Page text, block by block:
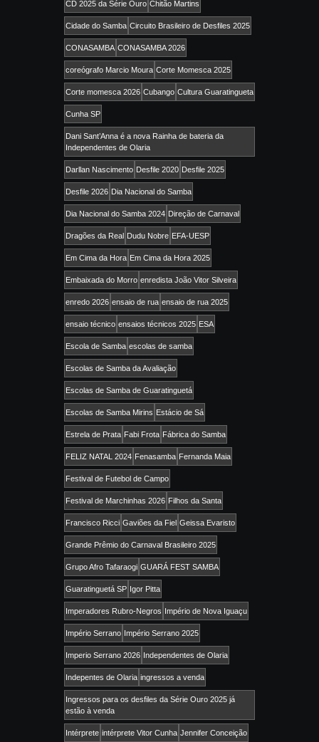
CD 2025 da Série Ouro Chitão Martins
Cidade do Samba Circuito Brasileiro de Desfiles 2025
CONASAMBA CONASAMBA 2026
coreógrafo Marcio Moura Corte Momesca 2025
Corte momesca 2026 Cubango Cultura Guaratingueta
Cunha SP
Dani Sant’Anna é a nova Rainha de bateria da
Independentes de Olaria
Darllan Nascimento Desfile 2020 Desfile 2025
Desfile 2026 Dia Nacional do Samba
Dia Nacional do Samba 2024 Direção de Carnaval
Dragões da Real Dudu Nobre EFA-UESP
Em Cima da Hora Em Cima da Hora 2025
Embaixada do Morro enredista João Vitor Silveira
enredo 2026 ensaio de rua ensaio de rua 2025
ensaio técnico ensaios técnicos 2025 ESA
Escola de Samba escolas de samba
Escolas de Samba da Avaliação
Escolas de Samba de Guaratinguetá
Escolas de Samba Mirins Estácio de Sá
Estrela de Prata Fabi Frota Fábrica do Samba
FELIZ NATAL 2024 Fenasamba Fernanda Maia
Festival de Futebol de Campo
Festival de Marchinhas 2026 Filhos da Santa
Francisco Ricci Gaviões da Fiel Geissa Evaristo
Grande Prêmio do Carnaval Brasileiro 2025
Grupo Afro Tafaraogi GUARÁ FEST SAMBA
Guaratinguetá SP Igor Pitta
Imperadores Rubro-Negros Império de Nova Iguaçu
Império Serrano Império Serrano 2025
Imperio Serrano 2026 Independentes de Olaria
Indepentes de Olaria ingressos a venda
Ingressos para os desfiles da Série Ouro 2025 já
estão à venda
Intérprete intérprete Vitor Cunha Jennifer Conceição